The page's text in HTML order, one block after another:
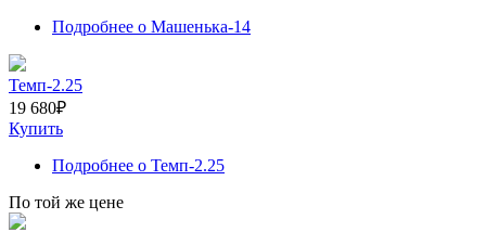
Подробнее о Машенька-14
Темп-2.25
19 680₽
Купить
Подробнее о Темп-2.25
По той же цене